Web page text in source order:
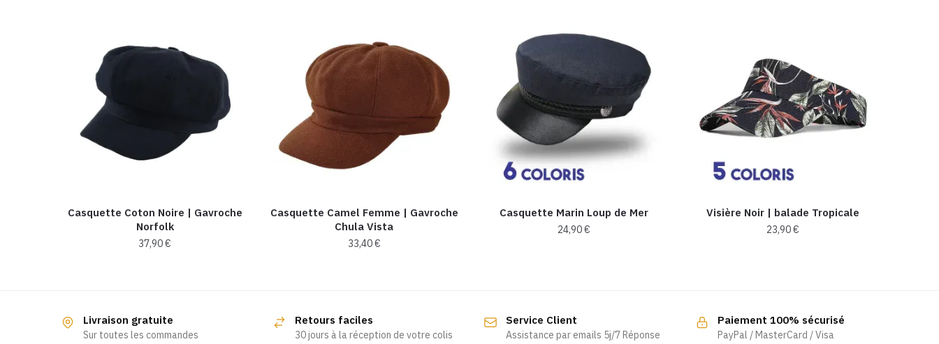
Casquette Coton Noire | Gavroche
Norfolk
37,90€
Casquette Camel Femme | Gavroche
Chula Vista
33,40€
Casquette Marin Loup de Mer
24,90€
variations.
Visière Noir | balade Tropicale
23,90€
variations.
Livraison gratuite
Sur toutes les commandes
Retours faciles
30 jours à la réception de votre colis
Service Client
Assistance par emails 5j/7 Réponse
Paiement 100% sécurisé
PayPal / MasterCard / Visa